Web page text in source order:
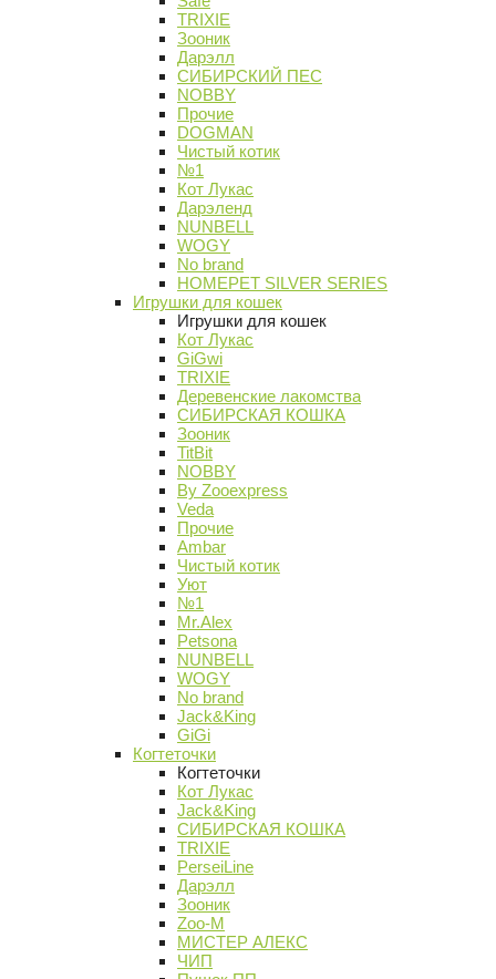
TRIXIE
Зооник
Дарэлл
СИБИРСКИЙ ПЕС
NOBBY
Прочие
DOGMAN
Чистый котик
№1
Кот Лукас
Дарэленд
NUNBELL
WOGY
No brand
HOMEPET SILVER SERIES
Игрушки для кошек
Игрушки для кошек
Кот Лукас
GiGwi
TRIXIE
Деревенские лакомства
СИБИРСКАЯ КОШКА
Зооник
TitBit
NOBBY
By Zooexpress
Veda
Прочие
Ambar
Чистый котик
Уют
№1
Mr.Alex
Petsona
NUNBELL
WOGY
No brand
Jack&King
GiGi
Когтеточки
Когтеточки
Кот Лукас
Jack&King
СИБИРСКАЯ КОШКА
TRIXIE
PerseiLine
Дарэлл
Зооник
Zoo-M
МИСТЕР АЛЕКС
ЧИП